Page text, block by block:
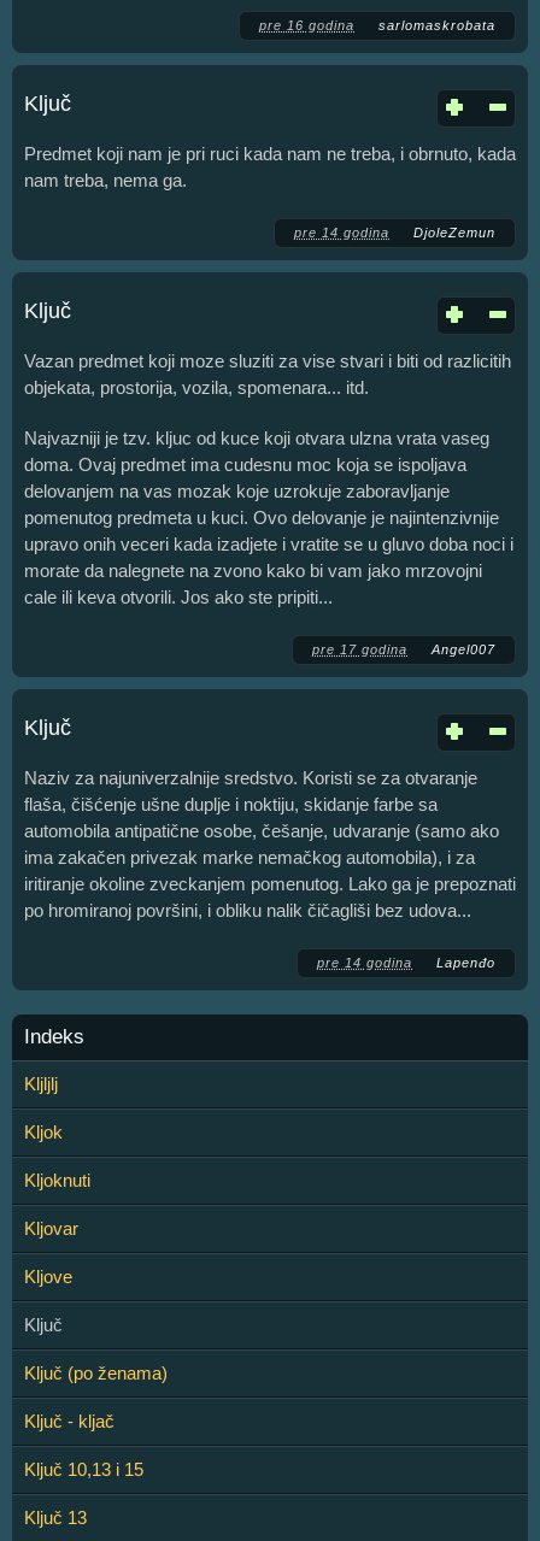
pre 16 godina sarlomaskrobata
Ključ
Predmet koji nam je pri ruci kada nam ne treba, i obrnuto, kada
nam treba, nema ga.
pre 14 godina DjoleZemun
Ključ
Vazan predmet koji moze sluziti za vise stvari i biti od razlicitih
objekata, prostorija, vozila, spomenara... itd.
Najvazniji je tzv. kljuc od kuce koji otvara ulzna vrata vaseg
doma. Ovaj predmet ima cudesnu moc koja se ispoljava
delovanjem na vas mozak koje uzrokuje zaboravljanje
pomenutog predmeta u kuci. Ovo delovanje je najintenzivnije
upravo onih veceri kada izadjete i vratite se u gluvo doba noci i
morate da nalegnete na zvono kako bi vam jako mrzovojni
cale ili keva otvorili. Jos ako ste pripiti...
pre 17 godina Angel007
Ključ
Naziv za najuniverzalnije sredstvo. Koristi se za otvaranje
flaša, čišćenje ušne duplje i noktiju, skidanje farbe sa
automobila antipatične osobe, češanje, udvaranje (samo ako
ima zakačen privezak marke nemačkog automobila), i za
iritiranje okoline zveckanjem pomenutog. Lako ga je prepoznati
po hromiranoj površini, i obliku nalik čičagliši bez udova...
pre 14 godina Lapenđo
Indeks
Kljljlj
Kljok
Kljoknuti
Kljovar
Kljove
Ključ
Ključ (po ženama)
Ključ - kljač
Ključ 10,13 i 15
Ključ 13